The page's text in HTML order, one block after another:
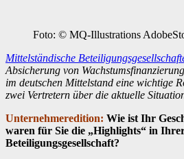
Foto: © MQ-Illustrations
Mittelständische
Absicherung von
im deutschen Mittelstand eine wichtige
zwei Vertretern über die aktuelle
Unternehmeredition: Wie ist Ihr
waren für Sie die „Highlights“ in
Beteiligungsgesellschaft?